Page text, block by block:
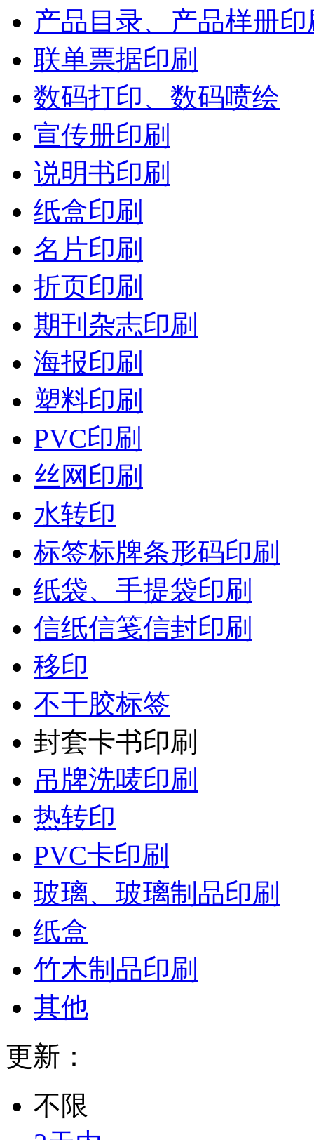
产品目录、产品样册印
联单票据印刷
数码打印、数码喷绘
宣传册印刷
说明书印刷
纸盒印刷
名片印刷
折页印刷
期刊杂志印刷
海报印刷
塑料印刷
PVC印刷
丝网印刷
水转印
标签标牌条形码印刷
纸袋、手提袋印刷
信纸信笺信封印刷
移印
不干胶标签
封套卡书印刷
吊牌洗唛印刷
热转印
PVC卡印刷
玻璃、玻璃制品印刷
纸盒
竹木制品印刷
其他
更新：
不限